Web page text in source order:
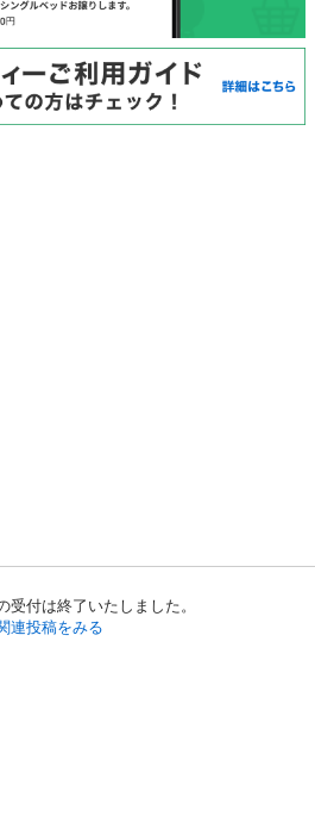
受付は終了いたしました。
連投稿をみる